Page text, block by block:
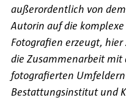
außerordentlich von
Autorin auf die
Fotografien erzeugt, hier
die Zusammenarbeit mit
fotografierten
Bestattungsinstitut und